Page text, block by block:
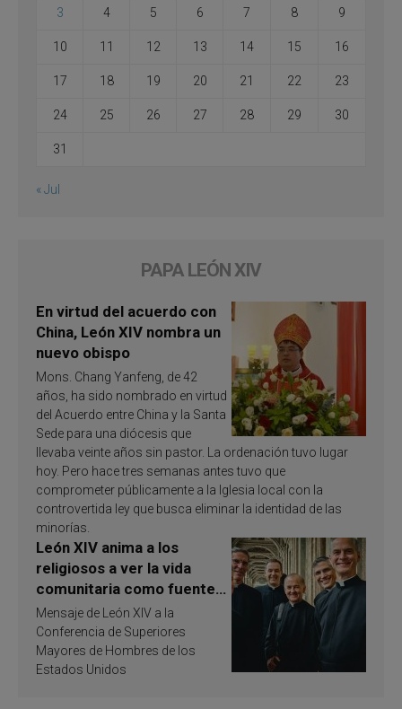
3 4 5 6 7 8 9
10 11 12 13 14 15 16
17 18 19 20 21 22 23
24 25 26 27 28 29 30
31
« Jul
PAPA LEÓN XIV
En virtud del acuerdo con
China, León XIV nombra un
nuevo obispo
Mons. Chang Yanfeng, de 42
años, ha sido nombrado en virtud
del Acuerdo entre China y la Santa
Sede para una diócesis que
llevaba veinte años sin pastor. La ordenación tuvo lugar
hoy. Pero hace tres semanas antes tuvo que
comprometer públicamente a la Iglesia local con la
controvertida ley que busca eliminar la identidad de las
minorías.
León XIV anima a los
religiosos a ver la vida
comunitaria como fuente
de inspiración y
santificación
Mensaje de León XIV a la
Conferencia de Superiores
Mayores de Hombres de los
Estados Unidos